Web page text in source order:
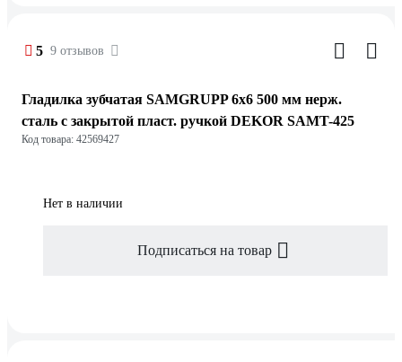
5 9 отзывов
Гладилка зубчатая SAMGRUPP 6х6 500 мм нерж.
сталь c закрытой пласт. ручкой DEKOR SAMT-425
Код товара: 42569427
Нет в наличии
Подписаться на товар